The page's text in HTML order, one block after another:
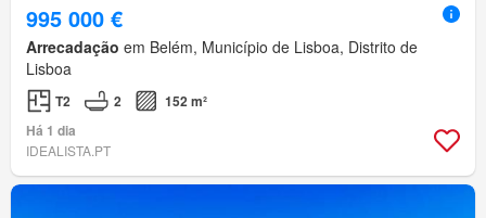
995 000 €
Arrecadação em Belém, Município de Lisboa, Distrito de
Lisboa
T2 2
152 m²
Há 1 dia
IDEALISTA.PT